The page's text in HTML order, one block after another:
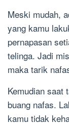
Meski mudah,
yang kamu
pernapasan
telinga. Jadi
maka tarik
Kemudian saat
buang nafas.
kamu tidak